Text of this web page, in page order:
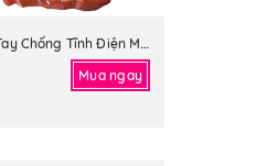
Bao Ngón Tay Chống Tĩnh Điện Màu Vàng
Mua ngay